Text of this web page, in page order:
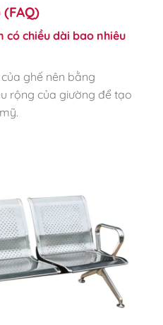
có chiều dài bao nhiêu
ghế nên bằng
rộng của giường để tạo